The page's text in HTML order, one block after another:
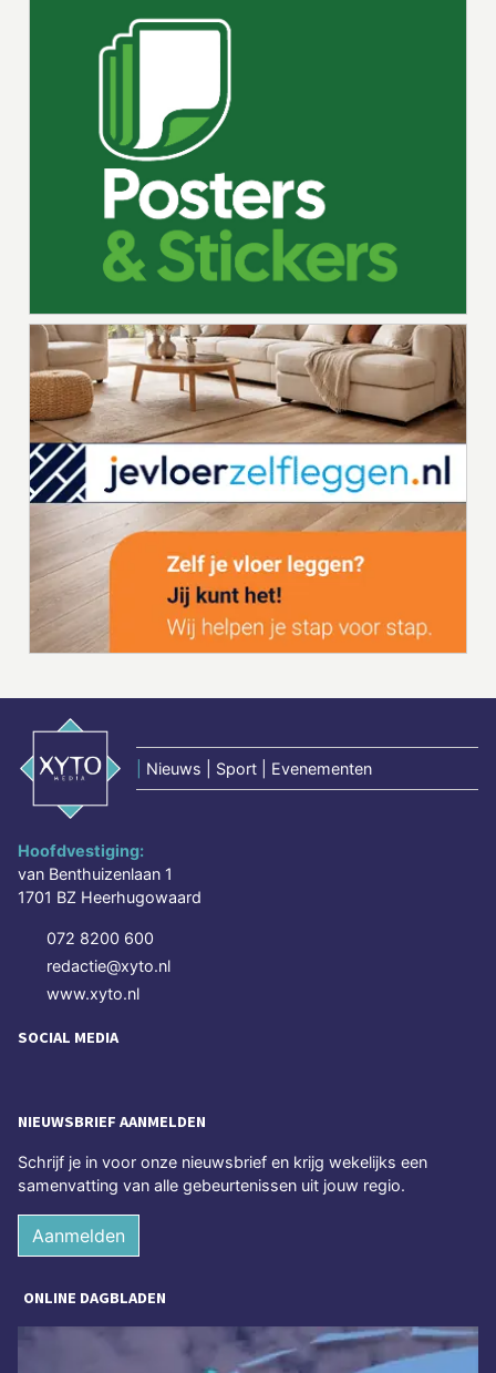
Nieuws | Sport | Evenementen
Hoofdvestiging:
van Benthuizenlaan 1
1701 BZ Heerhugowaard
072 8200 600
redactie@xyto.nl
www.xyto.nl
SOCIAL MEDIA
NIEUWSBRIEF AANMELDEN
Schrijf je in voor onze nieuwsbrief en krijg wekelijks een
samenvatting van alle gebeurtenissen uit jouw regio.
Aanmelden
ONLINE DAGBLADEN